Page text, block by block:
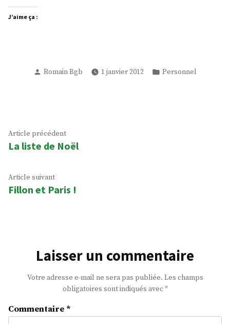
J’aime ça :
Publié
Romain Bgb 1 janvier 2012
Publié
Personnel
Navigation
de
Article précédentArticle
précédent :
La liste de Noël
Article suivantArticle
suivant
Fillon et Paris !
Laisser un commentaire
Votre adresse e-mail ne sera pas publiée. Les champs
obligatoires sont indiqués avec*
Commentaire *